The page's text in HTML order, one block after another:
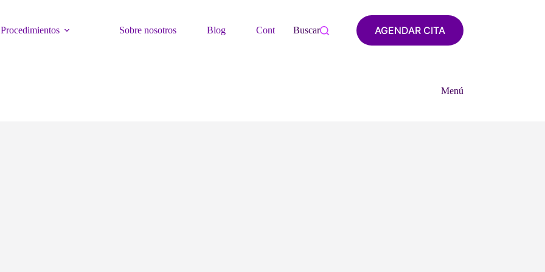
Procedimientos Sobre nosotros Blog Contacto Buscar AGENDAR CITA
Menú